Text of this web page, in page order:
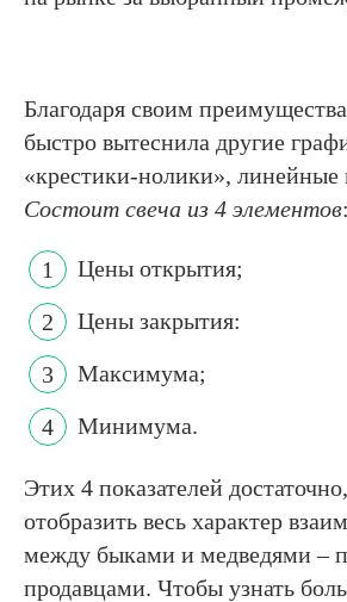
Благодаря своим
быстро вытеснила другие
«крестики-нолики», линейные
Состоит свеча из 4 элементов:
Цены открытия;
Цены закрытия:
Максимума;
Минимума.
Этих 4 показателей
отобразить весь характер
между быками и медведями –
продавцами. Чтобы узнать